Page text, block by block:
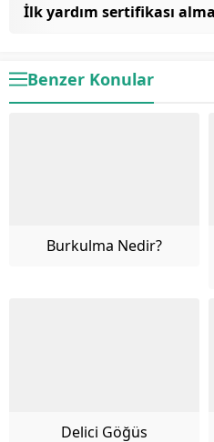
İlk yardım sertifikası
Benzer Konular
Burkulma Nedir?
Delici Göğüs